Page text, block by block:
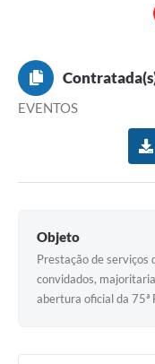
Programa Famílias Fortes
Contratação de
Procuradoria do
Contratos
Audiências Públicas
EVENTOS
Objeto
Prestação de serviços
convidados,
abertura oficial da 75ª